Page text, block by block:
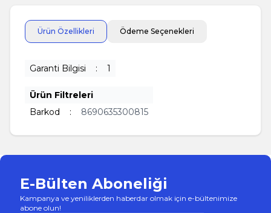
Ürün Özellikleri Ödeme Seçenekleri
Garanti Bilgisi : 1
Ürün Filtreleri
Barkod
: 8690635300815
E-Bülten Aboneliği
Kampanya ve yeniliklerden haberdar olmak için e-bültenimize
abone olun!